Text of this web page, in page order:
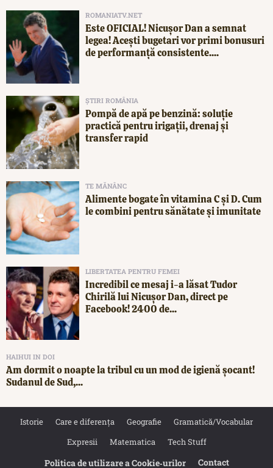
ROMANIATV.NET
Este OFICIAL! Nicușor Dan a semnat
legea! Acești bugetari vor primi bonusuri
de performanță consistente....
ȘTIRI ROMÂNIA
Pompă de apă pe benzină: soluție
practică pentru irigații, drenaj și
transfer rapid
TE MĂNÂNC
Alimente bogate în vitamina C și D. Cum
le combini pentru sănătate și imunitate
LIBERTATEA PENTRU FEMEI
Incredibil ce mesaj i-a lăsat Tudor
Chirilă lui Nicușor Dan, direct pe
Facebook! 2400 de...
HAIHUI IN DOI
Am dormit o noapte la tribul cu un mod de igienă șocant!
Sudanul de Sud,...
Istorie Care e diferența Geografie
Gramatică/Vocabular
Expresii
Matematica Tech Stuff
Politica de utilizare a Cookie‐urilor Contact